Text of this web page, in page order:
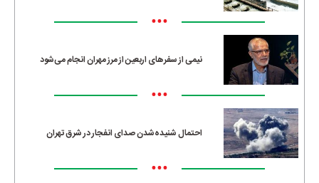
•••
نیمی از سفرهای اربعین از مرز مهران انجام می‌شود
•••
احتمال شنیده‌شدن صدای انفجار در شرق تهران
•••